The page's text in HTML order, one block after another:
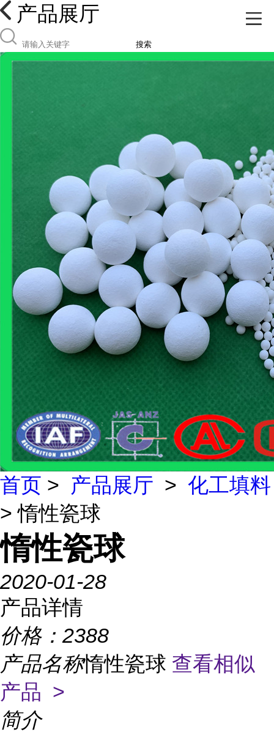
产品展厅
搜索
首页 > 产品展厅 > 化工填料
> 惰性瓷球
惰性瓷球
2020-01-28
产品详情
价格： 2388
产品名称惰性瓷球 查看相似
产品 >
简介